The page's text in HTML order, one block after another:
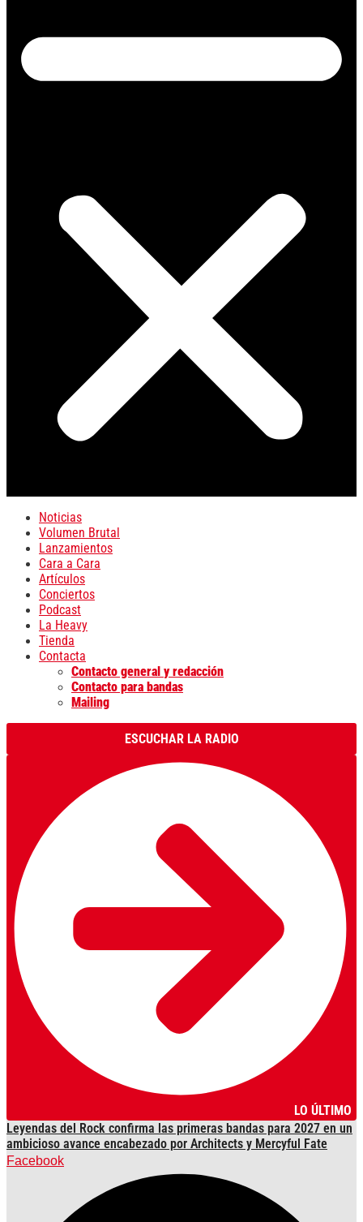
Noticias
Volumen Brutal
Lanzamientos
Cara a Cara
Artículos
Conciertos
Podcast
La Heavy
Tienda
Contacta
Contacto general y redacción
Contacto para bandas
Mailing
ESCUCHAR LA RADIO
LO ÚLTIMO
Leyendas del Rock confirma las primeras bandas para 2027 en un
ambicioso avance encabezado por Architects y Mercyful Fate
Facebook